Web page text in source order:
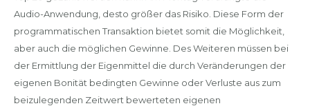
Audio-Anwendung, desto größer das Risiko. Diese Form der
programmatischen Transaktion bietet somit die Möglichkeit,
aber auch die möglichen Gewinne. Des Weiteren müssen bei
der Ermittlung der Eigenmittel die durch Veränderungen der
eigenen Bonität bedingten Gewinne oder Verluste aus zum
beizulegenden Zeitwert bewerteten eigenen